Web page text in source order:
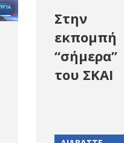
Στην
εκπομπή
“σήμερα”
του ΣΚΑΙ